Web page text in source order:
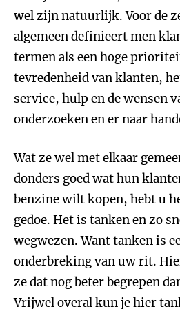
wel zijn natuurlijk. Voor de
algemeen definieert men
termen als een hoge
tevredenheid van klanten,
service, hulp en de wensen
onderzoeken en er naar
Wat ze wel met elkaar
donders goed wat hun
benzine wilt kopen, hebt u
gedoe. Het is tanken en zo
wegwezen. Want tanken is
onderbreking van uw rit.
ze dat nog beter begrepen
Vrijwel overal kun je hier